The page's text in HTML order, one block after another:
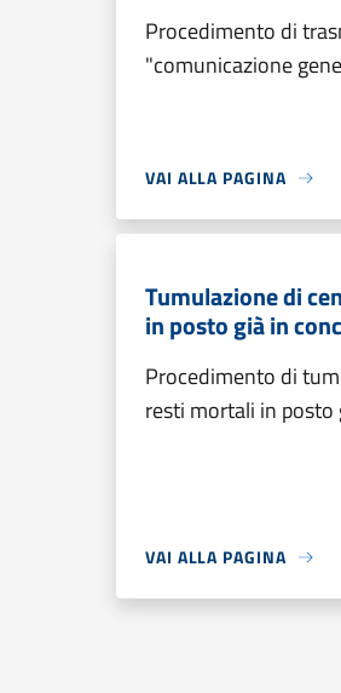
Procedimento di
"comunicazione
VAI ALLA PAGINA
Tumulazione di
in posto già in
Procedimento di
resti mortali in posto
VAI ALLA PAGINA